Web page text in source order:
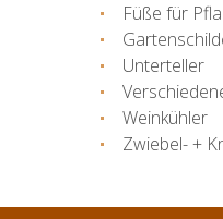
Füße für
Unterteller
Weinkühler
Zwiebel- +